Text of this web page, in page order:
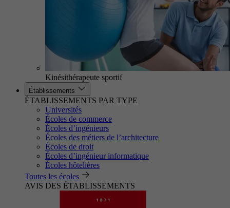
Kinésithérapeute sportif
Établissements
ÉTABLISSEMENTS PAR TYPE
Universités
Écoles de commerce
Écoles d’ingénieurs
Écoles des métiers de l’architecture
Écoles de droit
Écoles d’ingénieur informatique
Écoles hôtelières
Toutes les écoles
AVIS DES ÉTABLISSEMENTS